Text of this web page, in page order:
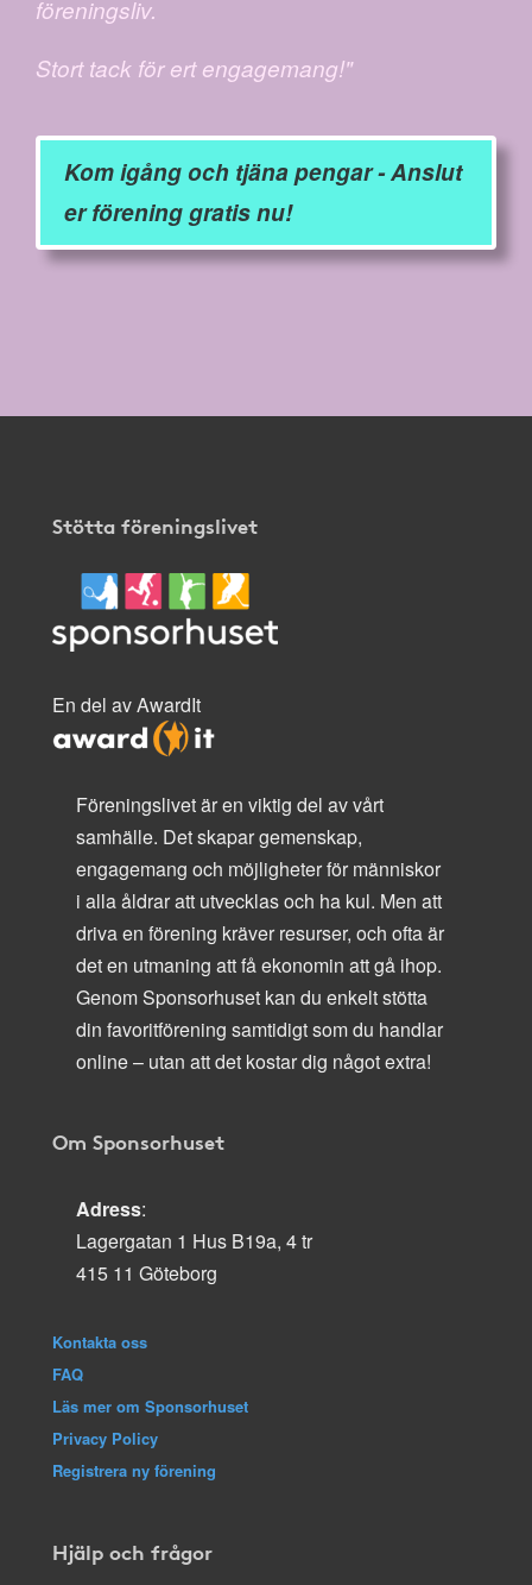
föreningsliv.
Stort tack för ert engagemang!"
Kom igång och tjäna pengar - Anslut
er förening gratis nu!
Stötta föreningslivet
En del av AwardIt
Föreningslivet är en viktig del av vårt
samhälle. Det skapar gemenskap,
engagemang och möjligheter för människor
i alla åldrar att utvecklas och ha kul. Men att
driva en förening kräver resurser, och ofta är
det en utmaning att få ekonomin att gå ihop.
Genom Sponsorhuset kan du enkelt stötta
din favoritförening samtidigt som du handlar
online – utan att det kostar dig något extra!
Om Sponsorhuset
Adress:
Lagergatan 1 Hus B19a, 4 tr
415 11 Göteborg
Kontakta oss
FAQ
Läs mer om Sponsorhuset
Privacy Policy
Registrera ny förening
Hjälp och frågor